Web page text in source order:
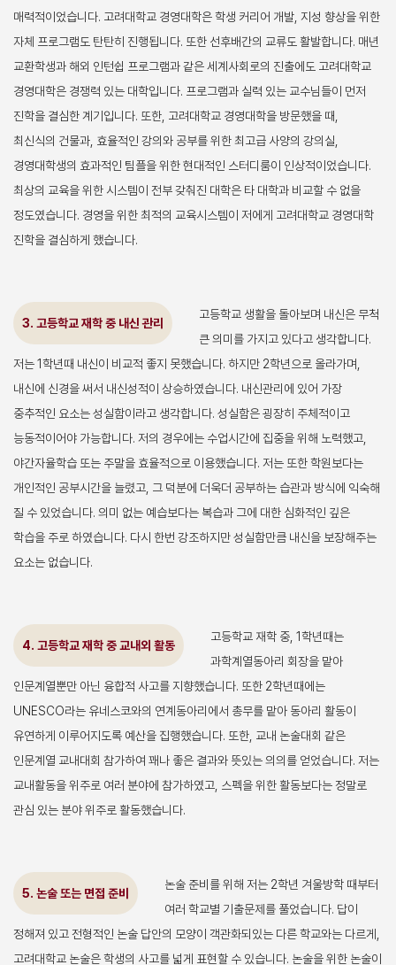
매력적이었습니다. 고려대학교 경영대학은 학생 커리어 개발, 지성 향상을 위한
자체 프로그램도 탄탄히 진행됩니다. 또한 선후배간의 교류도 활발합니다. 매년
교환학생과 해외 인턴쉽 프로그램과 같은 세계사회로의 진출에도 고려대학교
경영대학은 경쟁력 있는 대학입니다. 프로그램과 실력 있는 교수님들이 먼저
진학을 결심한 계기입니다. 또한, 고려대학교 경영대학을 방문했을 때,
최신식의 건물과, 효율적인 강의와 공부를 위한 최고급 사양의 강의실,
경영대학생의 효과적인 팀플을 위한 현대적인 스터디룸이 인상적이었습니다.
최상의 교육을 위한 시스템이 전부 갖춰진 대학은 타 대학과 비교할 수 없을
정도였습니다. 경영을 위한 최적의 교육시스템이 저에게 고려대학교 경영대학
진학을 결심하게 했습니다.
3. 고등학교 재학 중 내신 관리
고등학교 생활을 돌아보며 내신은 무척
큰 의미를 가지고 있다고 생각합니다.
저는 1학년때 내신이 비교적 좋지 못했습니다. 하지만 2학년으로 올라가며,
내신에 신경을 써서 내신성적이 상승하였습니다. 내신관리에 있어 가장
중추적인 요소는 성실함이라고 생각합니다. 성실함은 굉장히 주체적이고
능동적이어야 가능합니다. 저의 경우에는 수업시간에 집중을 위해 노력했고,
야간자율학습 또는 주말을 효율적으로 이용했습니다. 저는 또한 학원보다는
개인적인 공부시간을 늘렸고, 그 덕분에 더욱더 공부하는 습관과 방식에 익숙해
질 수 있었습니다. 의미 없는 예습보다는 복습과 그에 대한 심화적인 깊은
학습을 주로 하였습니다. 다시 한번 강조하지만 성실함만큼 내신을 보장해주는
요소는 없습니다.
4. 고등학교 재학 중 교내외 활동
고등학교 재학 중, 1학년때는
과학계열동아리 회장을 맡아
인문계열뿐만 아닌 융합적 사고를 지향했습니다. 또한 2학년때에는
UNESCO라는 유네스코와의 연계동아리에서 총무를 맡아 동아리 활동이
유연하게 이루어지도록 예산을 집행했습니다. 또한, 교내 논술대회 같은
인문계열 교내대회 참가하여 꽤나 좋은 결과와 뜻있는 의의를 얻었습니다. 저는
교내활동을 위주로 여러 분야에 참가하였고, 스펙을 위한 활동보다는 정말로
관심 있는 분야 위주로 활동했습니다.
5. 논술 또는 면접 준비
논술 준비를 위해 저는 2학년 겨울방학 때부터
여러 학교별 기출문제를 풀었습니다. 답이
정해져 있고 전형적인 논술 답안의 모양이 객관화되있는 다른 학교와는 다르게,
고려대학교 논술은 학생의 사고를 넓게 표현할 수 있습니다. 논술을 위한 논술이